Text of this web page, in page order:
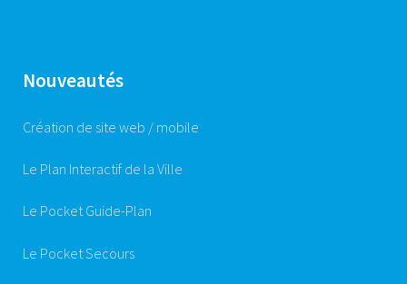
Nouveautés
Création de site web / mobile
Le Plan Interactif de la Ville
Le Pocket Guide-Plan
Le Pocket Secours